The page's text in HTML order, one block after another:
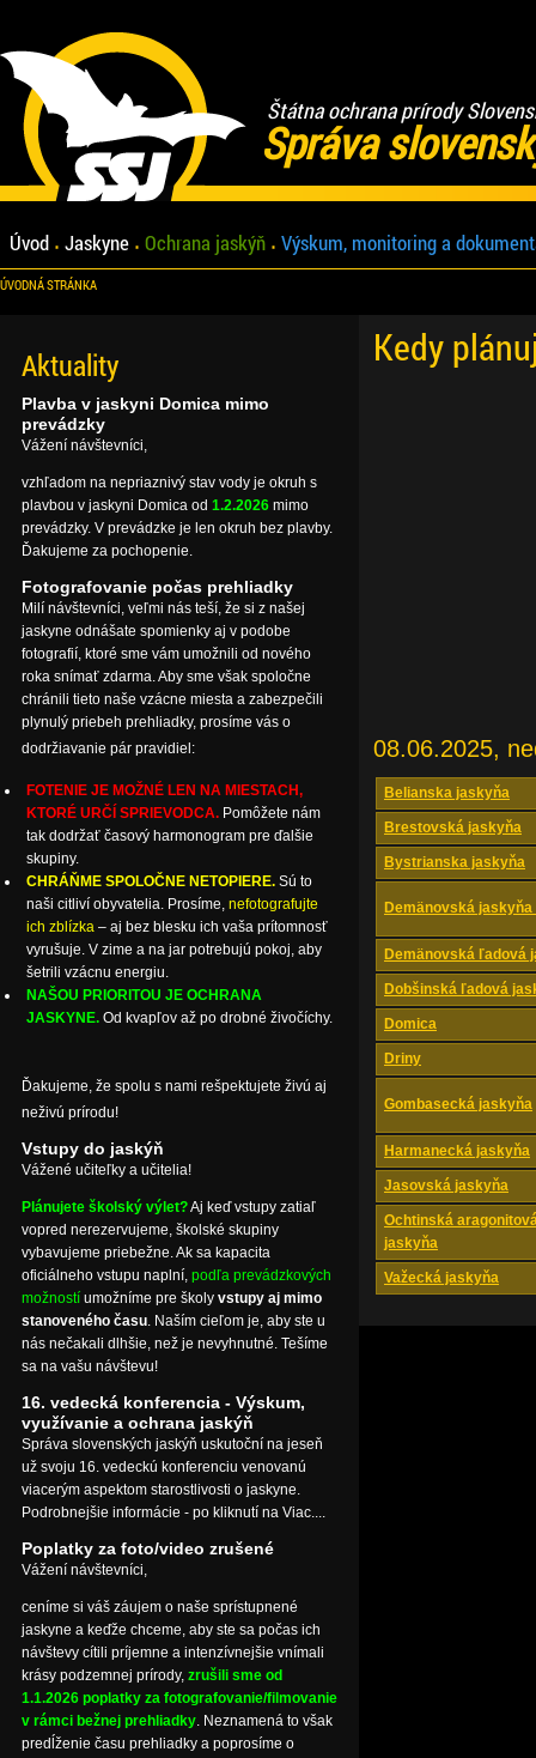
Štátna ochrana prírody
Správa
Úvod Jaskyne Ochrana jaskýň Výskum, monitoring a
ÚVODNÁ STRÁNKA
Kedy
08.06.2025,
Belianska jaskyňa
Brestovská jaskyňa
Bystrianska jaskyňa
Demänovská
Demänovská ľadová
Dobšinská ľadová
Domica
Driny
Gombasecká jaskyňa
Harmanecká jaskyňa
Jasovská jaskyňa
Ochtinská
jaskyňa
Važecká jaskyňa
Aktuality
Plavba v jaskyni Domica mimo
prevádzky
Vážení návštevníci,
vzhľadom na nepriaznivý stav vody je okruh s
plavbou v jaskyni Domica od 1.2.2026 mimo
prevádzky. V prevádzke je len okruh bez plavby.
Ďakujeme za pochopenie.
Fotografovanie počas prehliadky
Milí návštevníci, veľmi nás teší, že si z našej
jaskyne odnášate spomienky aj v podobe
fotografií, ktoré sme vám umožnili od nového
roka snímať zdarma. Aby sme však spoločne
chránili tieto naše vzácne miesta a zabezpečili
plynulý priebeh prehliadky, prosíme vás o
dodržiavanie pár pravidiel:
FOTENIE JE MOŽNÉ LEN NA MIESTACH,
KTORÉ URČÍ SPRIEVODCA. Pomôžete nám
tak dodržať časový harmonogram pre ďalšie
skupiny.
CHRÁŇME SPOLOČNE NETOPIERE. Sú to
naši citliví obyvatelia. Prosíme, nefotografujte
ich zblízka – aj bez blesku ich vaša prítomnosť
vyrušuje. V zime a na jar potrebujú pokoj, aby
šetrili vzácnu energiu.
NAŠOU PRIORITOU JE OCHRANA
JASKYNE. Od kvapľov až po drobné živočíchy.
Ďakujeme, že spolu s nami rešpektujete živú aj
neživú prírodu!
Vstupy do jaskýň
Vážené učiteľky a učitelia!
Plánujete školský výlet?Aj keď vstupy zatiaľ
vopred nerezervujeme, školské skupiny
vybavujeme priebežne. Ak sa kapacita
oficiálneho vstupu naplní, podľa prevádzkových
možností umožníme pre školy vstupy aj mimo
stanoveného času. Naším cieľom je, aby ste u
nás nečakali dlhšie, než je nevyhnutné. Tešíme
sa na vašu návštevu!
16. vedecká konferencia - Výskum,
využívanie a ochrana jaskýň
Správa slovenských jaskýň uskutoční na jeseň
už svoju 16. vedeckú konferenciu venovanú
viacerým aspektom starostlivosti o jaskyne.
Podrobnejšie informácie - po kliknutí na Viac....
Poplatky za foto/video zrušené
Vážení návštevníci,
ceníme si váš záujem o naše sprístupnené
jaskyne a keďže chceme, aby ste sa počas ich
návštevy cítili príjemne a intenzívnejšie vnímali
krásy podzemnej prírody, zrušili sme od
1.1.2026 poplatky za fotografovanie/filmovanie
v rámci bežnej prehliadky. Neznamená to však
predĺženie času prehliadky a poprosíme o